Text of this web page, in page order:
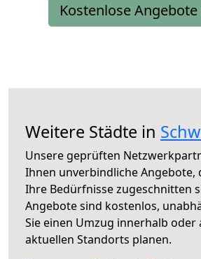
Kostenlose
Weitere Städte in
Unsere geprüften
Ihnen unverbindliche Angebote,
Ihre Bedürfnisse zugeschnitten
Angebote sind kostenlos,
Sie einen Umzug innerhalb oder
aktuellen Standorts planen.